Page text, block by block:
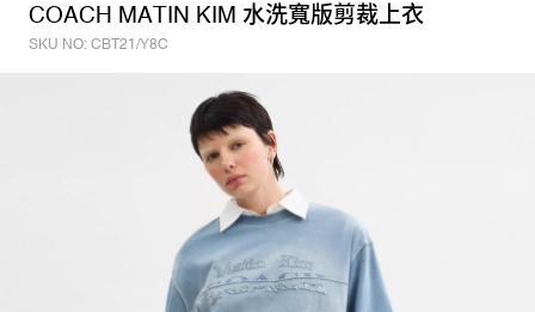
COACH MATIN KIM 水洗寬版剪裁上衣
SKU NO: CBT21/Y8C